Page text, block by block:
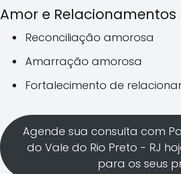
Amor e Relacionamentos
Reconciliação amorosa
Amarração amorosa
Fortalecimento de
Agende sua consulta com
do Vale do Rio Preto - RJ
para os seus